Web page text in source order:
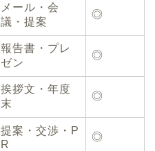
メール・会
議・提案
◎
報告書・プレ
ゼン
◎
挨拶文・年度
末
◎
提案・交渉・P
R
◎